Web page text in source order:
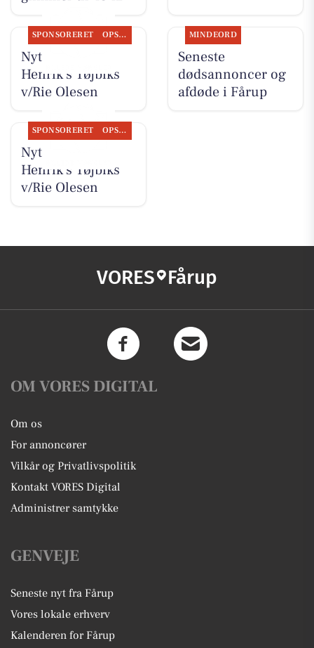
SPONSORERET OPSLAGSTAVLEN
Nyt fra Rie &
Henrik's Tøjbiks
v/Rie Olesen
MINDEORD
Seneste
dødsannoncer og
afdøde i Fårup
SPONSORERET OPSLAGSTAVLEN
Nyt fra Rie &
Henrik's Tøjbiks
v/Rie Olesen
VORES Fårup
OM VORES DIGITAL
Om os
For annoncører
Vilkår og Privatlivspolitik
Kontakt VORES Digital
Administrer samtykke
GENVEJE
Seneste nyt fra Fårup
Vores lokale erhverv
Kalenderen for Fårup